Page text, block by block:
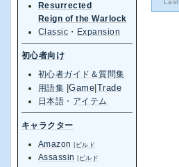
Resurrected
Reign of the Warlock
Classic ・ Expansion
初心者向け
初心者ガイド＆質問集
用語集 |Game Trade
日本語 ・ アイテム
キャラクター
Amazon
ビルド
Assassin ビルド